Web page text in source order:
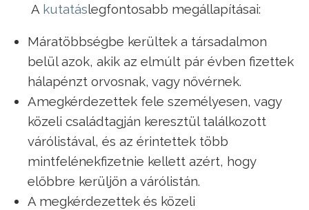
A kutatáslegfontosabb megállapításai:
Máratöbbségbe kerültek a társadalmon
belül azok, akik az elmúlt pár évben fizettek
hálapénzt orvosnak, vagy nővérnek.
Amegkérdezettek fele személyesen, vagy
közeli családtagján keresztül találkozott
várólistával, és az érintettek több
mintfelénekfizetnie kellett azért, hogy
előbbre kerüljön a várólistán.
A megkérdezettek és közeli